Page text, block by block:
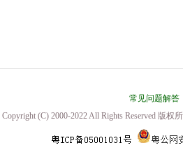
常见问题解答
Copyright (C) 2000-2022 All Rights Reserved 版